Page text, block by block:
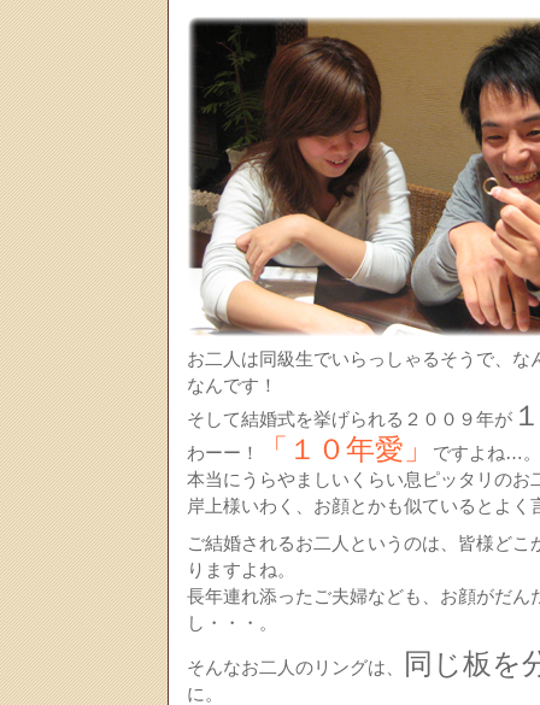
お二人は同級生でいらっしゃるそうで、な
なんです！
そして結婚式を挙げられる２００９年が
わーー！ 「１０年愛」
ですよね…。
本当にうらやましいくらい息ピッタリのお
岸上様いわく、お顔とかも似ているとよく
ご結婚されるお二人というのは、皆様ど
りますよね。
長年連れ添ったご夫婦なども、お顔がだん
し・・・。
そんなお二人のリングは、 同じ板を
に。